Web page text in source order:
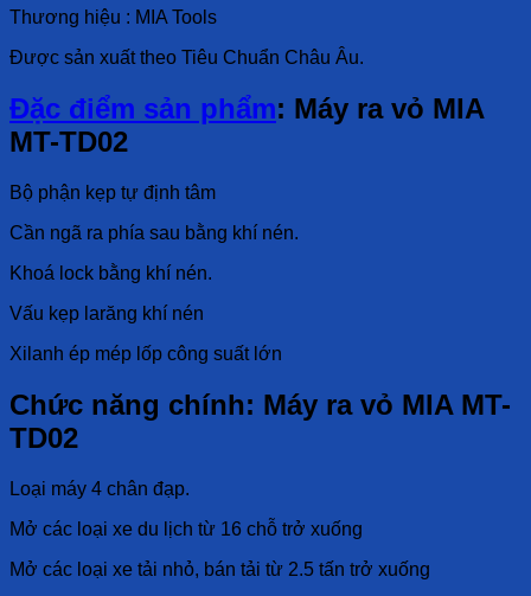
Thương hiệu : MIA Tools
Được sản xuất theo Tiêu Chuẩn Châu Âu.
Đặc điểm sản phẩm: Máy ra vỏ MIA
MT-TD02
Bộ phận kẹp tự định tâm
Cần ngã ra phía sau bằng khí nén.
Khoá lock bằng khí nén.
Vấu kẹp larăng khí nén
Xilanh ép mép lốp công suất lớn
Chức năng chính: Máy ra vỏ MIA MT-
TD02
Loại máy 4 chân đạp.
Mở các loại xe du lịch từ 16 chỗ trở xuống
Mở các loại xe tải nhỏ, bán tải từ 2.5 tấn trở xuống